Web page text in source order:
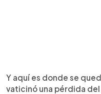
Y aquí es donde se
vaticinó una pérdida